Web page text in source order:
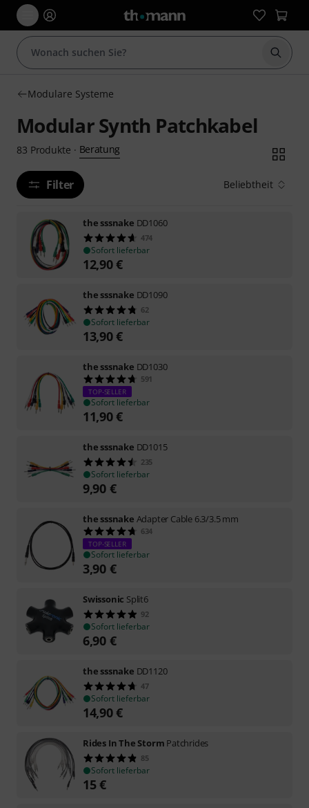
Suche
Modulare Systeme
Modular Synth Patchkabel
83 Produkte · Beratung
Filter Beliebtheit
the sssnake DD1060
474
Sofort lieferbar
12,90€
the sssnake DD1090
62
Sofort lieferbar
13,90€
the sssnake DD1030
591
TOP-SELLER
Sofort lieferbar
11,90€
the sssnake DD1015
235
Sofort lieferbar
9,90 €
the sssnake Adapter Cable 6.3/3.5 mm
634
TOP-SELLER
Sofort lieferbar
3,90 €
Swissonic Split6
92
Sofort lieferbar
6,90 €
the sssnake DD1120
47
Sofort lieferbar
14,90€
Rides In The Storm Patchrides
85
Sofort lieferbar
15€